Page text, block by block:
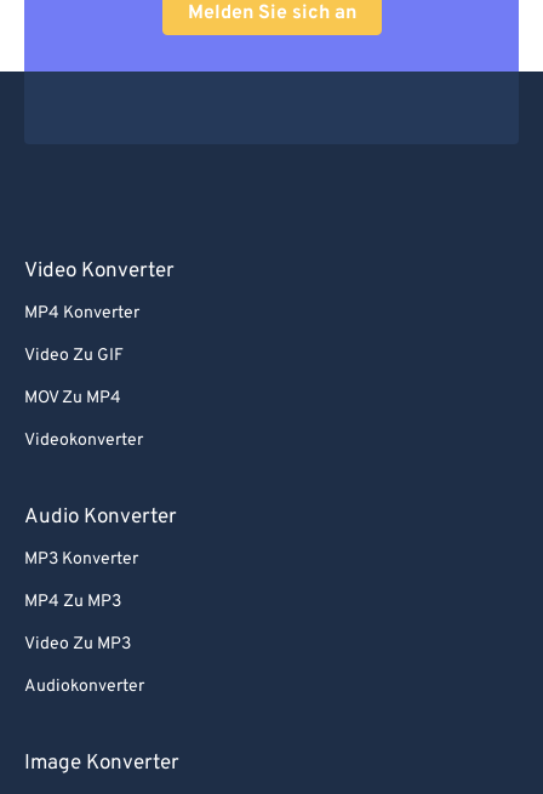
Melden Sie sich an
Video Konverter
MP4 Konverter
Video Zu GIF
MOV Zu MP4
Videokonverter
Audio Konverter
MP3 Konverter
MP4 Zu MP3
Video Zu MP3
Audiokonverter
Image Konverter